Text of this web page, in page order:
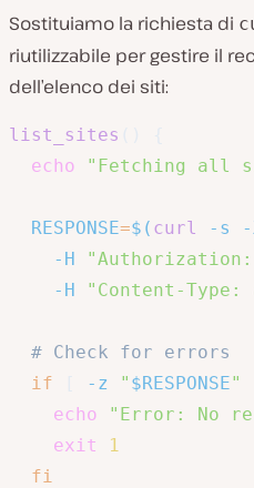
Sostituiamo la richiesta di
riutilizzabile per gestire il
dell’elenco dei siti:
list_sites
echo
"Fetching all
RESPONSE=$( curl -s -
-H
-H
"Content-
# Check for errors
if
-z " $RESPONSE"
echo
"Error: No
exit
1
fi